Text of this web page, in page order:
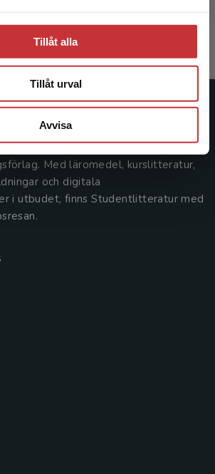
Tillåt alla
Tillåt urval
Avvisa
1963 och är idag Sveriges
Med läromedel, kurslitteratur,
och digitala
i utbudet, finns Studentlitteratur med